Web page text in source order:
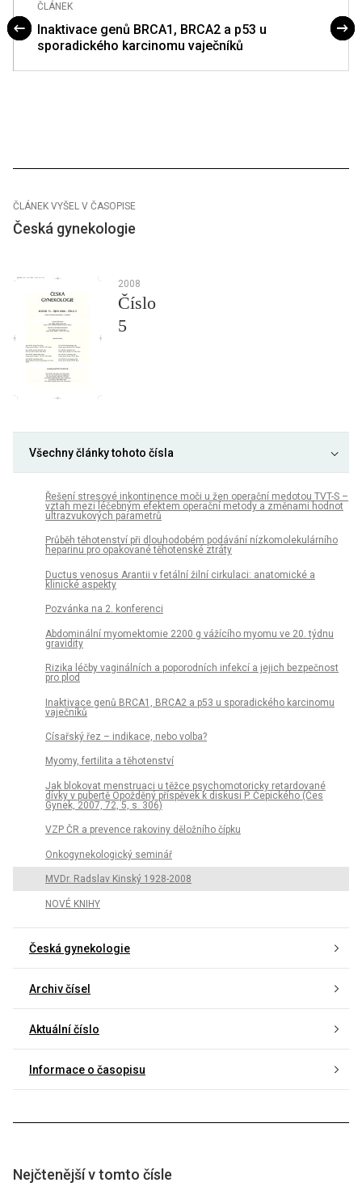
ČLÁNEK
Inaktivace genů BRCA1, BRCA2 a p53 u
sporadického karcinomu vaječníků
ČLÁNEK VYŠEL V ČASOPISE
Česká gynekologie
2008
Číslo
5
Všechny články tohoto čísla
Řešení stresové inkontinence moči u žen operační medotou TVT-S –
vztah mezi léčebným efektem operační metody a změnami hodnot
ultrazvukových parametrů
Průběh těhotenství při dlouhodobém podávání nízkomolekulárního
heparinu pro opakované těhotenské ztráty
Ductus venosus Arantii v fetální žilní cirkulaci: anatomické a
klinické aspekty
Pozvánka na 2. konferenci
Abdominální myomektomie 2200 g vážícího myomu ve 20. týdnu
gravidity
Rizika léčby vaginálních a poporodních infekcí a jejich bezpečnost
pro plod
Inaktivace genů BRCA1, BRCA2 a p53 u sporadického karcinomu
vaječníků
Císařský řez – indikace, nebo volba?
Myomy, fertilita a těhotenství
Jak blokovat menstruaci u těžce psychomotoricky retardované
dívky v pubertě Opožděný příspěvek k diskusi P. Čepického (Čes
Gynek, 2007, 72, 5, s. 306)
VZP ČR a prevence rakoviny děložního čípku
Onkogynekologický seminář
MVDr. Radslav Kinský 1928-2008
NOVÉ KNIHY
Česká gynekologie
Archiv čísel
Aktuální číslo
Informace o časopisu
Nejčtenější v tomto čísle